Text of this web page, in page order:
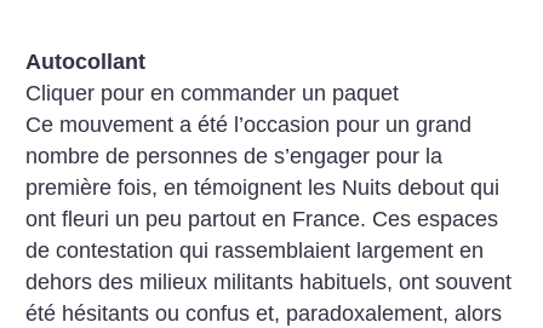
Autocollant
Cliquer pour en commander un paquet
Ce mouvement a été l’occasion pour un grand
nombre de personnes de s’engager pour la
première fois, en témoignent les Nuits debout qui
ont fleuri un peu partout en France. Ces espaces
de contestation qui rassemblaient largement en
dehors des milieux militants habituels, ont souvent
été hésitants ou confus et, paradoxalement, alors